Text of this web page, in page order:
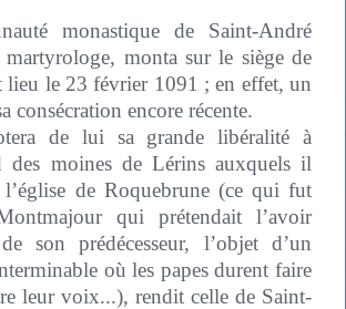
monastique de Saint-André
monta sur le siège de
lieu le 23 février 1091 ; en effet, un
consécration encore récente.
de lui sa grande libéralité à
des moines de Lérins auxquels il
l’église de Roquebrune (ce qui fut
qui prétendait l’avoir
son prédécesseur, l’objet d’un
où les papes durent faire
leur voix...), rendit celle de Saint-